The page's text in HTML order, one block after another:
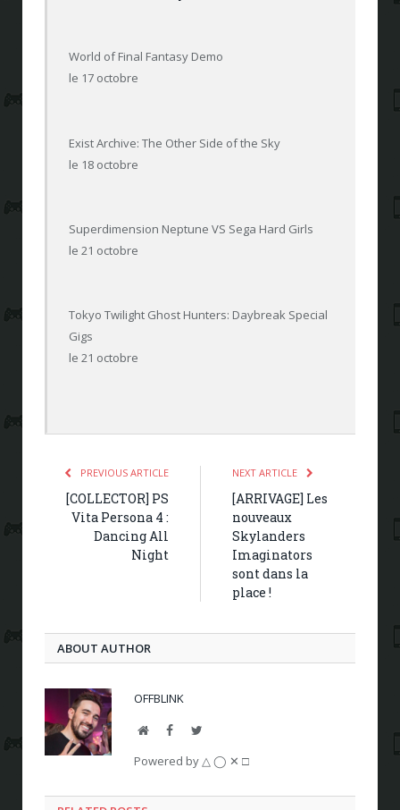
World of Final Fantasy Demo
le 17 octobre
Exist Archive: The Other Side of the Sky
le 18 octobre
Superdimension Neptune VS Sega Hard Girls
le 21 octobre
Tokyo Twilight Ghost Hunters: Daybreak Special
Gigs
le 21 octobre
PREVIOUS ARTICLE
[COLLECTOR] PS
Vita Persona 4 :
Dancing All
Night
NEXT ARTICLE
[ARRIVAGE] Les
nouveaux
Skylanders
Imaginators
sont dans la
place !
ABOUT AUTHOR
OFFBLINK
WebsiteFacebookTwitter
Powered by △ ◯ ✕ □